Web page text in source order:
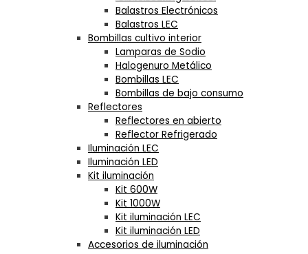
Balastros Electrónicos
Balastros LEC
Bombillas cultivo interior
Lamparas de Sodio
Halogenuro Metálico
Bombillas LEC
Bombillas de bajo consumo
Reflectores
Reflectores en abierto
Reflector Refrigerado
Iluminación LEC
Iluminación LED
Kit iluminación
Kit 600W
Kit 1000W
Kit iluminación LEC
Kit iluminación LED
Accesorios de iluminación